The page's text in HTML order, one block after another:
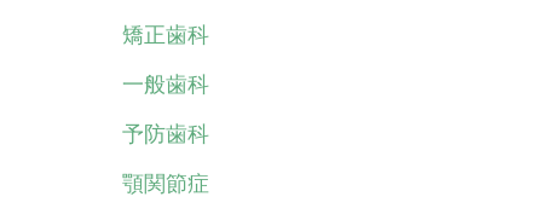
矯正歯科
一般歯科
予防歯科
顎関節症